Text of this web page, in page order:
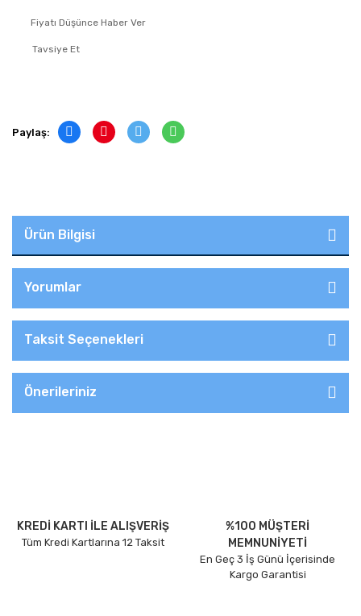
Fiyatı Düşünce Haber Ver
Tavsiye Et
Paylaş:
Ürün Bilgisi
Yorumlar
Taksit Seçenekleri
Önerileriniz
KREDİ KARTI İLE ALIŞVERİŞ
Tüm Kredi Kartlarına 12 Taksit
%100 MÜŞTERİ
MEMNUNİYETİ
En Geç 3 İş Günü İçerisinde
Kargo Garantisi